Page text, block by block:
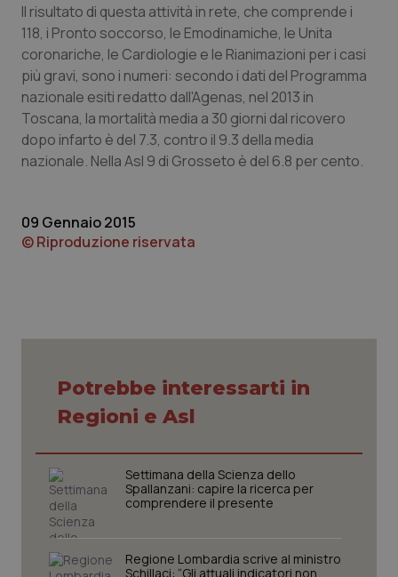
Liguria
Lombardia
Marche
Molise
Provincia Autonoma di Bolzano
Sardegna
Toscana
Umbria
Disturbi dell’umore
Dolore
Donna & Salute
Epatiti
Infezioni & Febbre
Malattia di Crohn & Rettocolite Ulcerosa
Obesità
Oftalmologia
Il risultato di questa attività in rete, che comprende i
118, i Pronto soccorso, le Emodinamiche, le Unita
coronariche, le Cardiologie e le Rianimazioni per i casi
più gravi, sono i numeri: secondo i dati del Programma
nazionale esiti redatto dall'Agenas, nel 2013 in
Toscana, la mortalità media a 30 giorni dal ricovero
dopo infarto è del 7.3, contro il 9.3 della media
nazionale. Nella Asl 9 di Grosseto è del 6.8 per cento.
09 Gennaio 2015
© Riproduzione riservata
Potrebbe interessarti in
Regioni e Asl
Settimana della Scienza dello
Spallanzani: capire la ricerca per
comprendere il presente
Regione Lombardia scrive al ministro
Schillaci: “Gli attuali indicatori non